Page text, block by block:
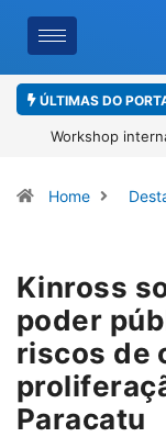
ÚLTIMAS DO
Workshop
Home
Kinross
poder
riscos de
Paracatu